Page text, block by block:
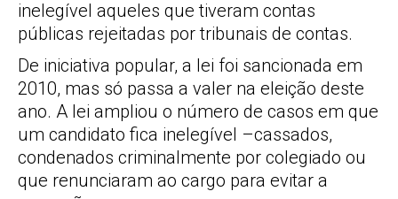
inelegível aqueles que tiveram contas
públicas rejeitadas por tribunais de contas.
De iniciativa popular, a lei foi sancionada em
2010, mas só passa a valer na eleição deste
ano. A lei ampliou o número de casos em que
um candidato fica inelegível –cassados,
condenados criminalmente por colegiado ou
que renunciaram ao cargo para evitar a